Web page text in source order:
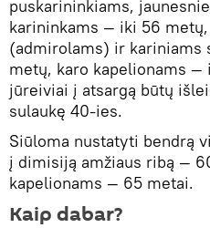
puskarininkiams,
karininkams — iki 56
(admirolams) ir
metų, karo kapelionams
jūreiviai į atsargą būtų
sulaukę 40-ies.
Siūloma nustatyti bendrą
į dimisiją amžiaus ribą —
kapelionams — 65 metai.
Kaip dabar?